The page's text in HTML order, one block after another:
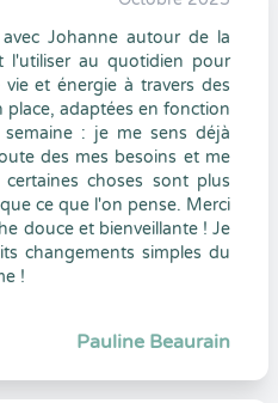
Johanne autour de la
l'utiliser au quotidien pour
et énergie à travers des
place, adaptées en fonction
: je me sens déjà
des mes besoins et me
choses sont plus
ce que l'on pense. Merci
douce et bienveillante ! Je
changements simples du
!
Pauline Beaurain